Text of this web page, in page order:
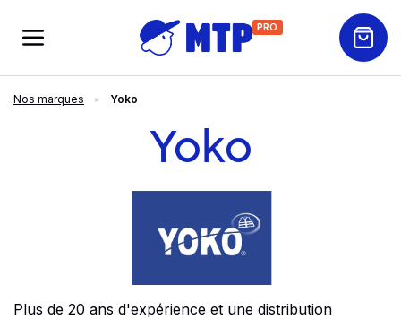
PRO
Nos marques Yoko
Yoko
Plus de 20 ans d'expérience et une distribution